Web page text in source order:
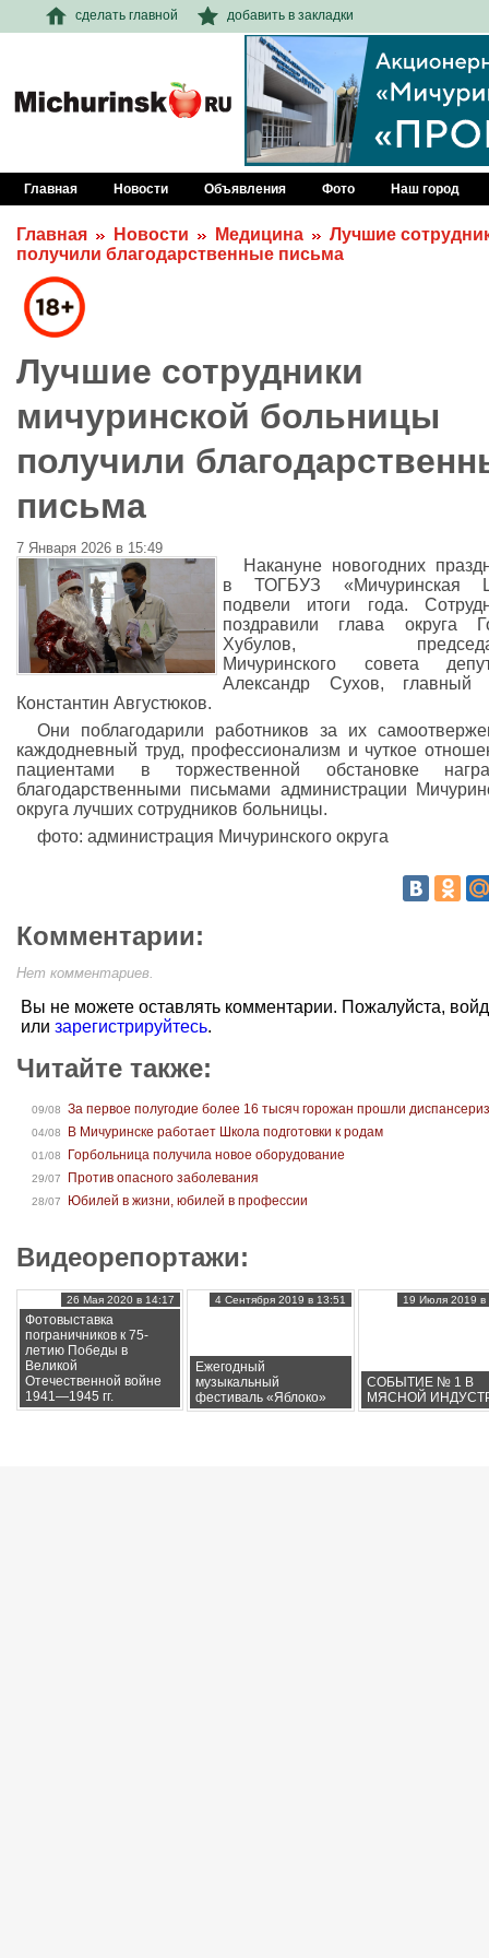
сделать главной добавить в закладки
Главная Новости Объявления Фото Наш город
Главная Новости Медицина
Лучшие
получили благодарственные письма
Лучшие сотрудники
мичуринской больницы
получили
письма
7 Января 2026 в 15:49
Накануне новогодних
в ТОГБУЗ «Мичуринская
подвели итоги года.
поздравили глава округа
Хубулов,
Мичуринского совета
Александр Сухов, главный
Константин Августюков.
Они поблагодарили работников за их
каждодневный труд, профессионализм и чуткое
пациентами в торжественной обстановке
благодарственными письмами администрации
округа лучших сотрудников больницы.
фото: администрация Мичуринского округа
Комментарии:
Нет комментариев.
Вы не можете оставлять комментарии. Пожалуйста,
или зарегистрируйтесь.
Читайте также:
09/08 За первое полугодие более 16 тысяч горожан прошли
04/08 В Мичуринске работает Школа подготовки к родам
01/08 Горбольница получила новое оборудование
29/07 Против опасного заболевания
28/07 Юбилей в жизни, юбилей в профессии
Видеорепортажи:
Фотовыставка
пограничников к 75-
летию Победы в
Великой
Отечественной войне
1941—1945 гг.
26 Мая 2020 в 14:17
Ежегодный
музыкальный
фестиваль «Яблоко»
4 Сентября 2019 в 13:51
СОБЫТИЕ № 1 В
МЯСНОЙ
19 Июля 2019 в